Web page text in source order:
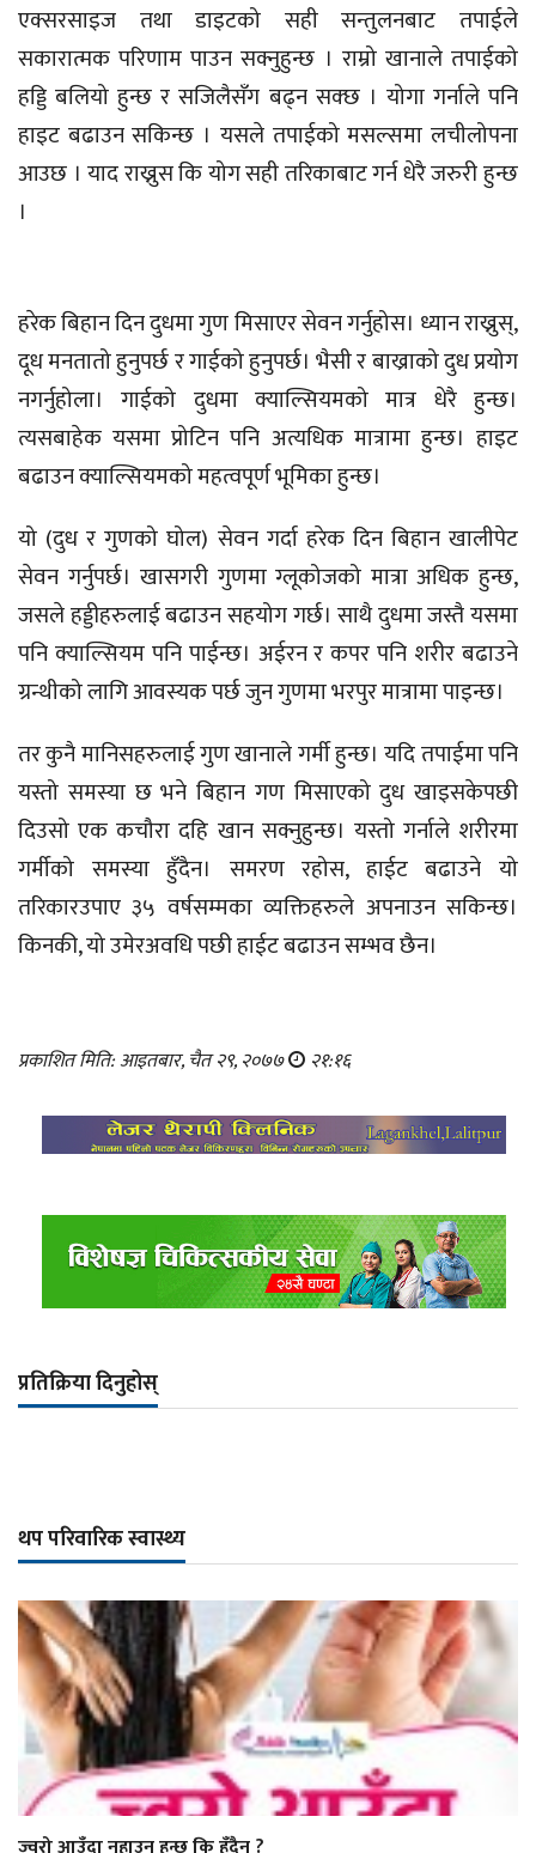
एक्सरसाइज तथा डाइटको सही सन्तुलनबाट तपाईले
सकारात्मक परिणाम पाउन सक्नुहुन्छ । राम्रो खानाले तपाईको
हड्डि बलियो हुन्छ र सजिलैसँग बढ्न सक्छ । योगा गर्नाले पनि
हाइट बढाउन सकिन्छ । यसले तपाईको मसल्समा लचीलोपना
आउछ । याद राख्नुस कि योग सही तरिकाबाट गर्न धेरै जरुरी हुन्छ
।
हरेक बिहान दिन दुधमा गुण मिसाएर सेवन गर्नुहोस। ध्यान राख्नुस्,
दूध मनतातो हुनुपर्छ र गाईको हुनुपर्छ। भैसी र बाख्राको दुध प्रयोग
नगर्नुहोला। गाईको दुधमा क्याल्सियमको मात्र धेरै हुन्छ।
त्यसबाहेक यसमा प्रोटिन पनि अत्यधिक मात्रामा हुन्छ। हाइट
बढाउन क्याल्सियमको महत्वपूर्ण भूमिका हुन्छ।
यो (दुध र गुणको घोल) सेवन गर्दा हरेक दिन बिहान खालीपेट
सेवन गर्नुपर्छ। खासगरी गुणमा ग्लूकोजको मात्रा अधिक हुन्छ,
जसले हड्डीहरुलाई बढाउन सहयोग गर्छ। साथै दुधमा जस्तै यसमा
पनि क्याल्सियम पनि पाईन्छ। अईरन र कपर पनि शरीर बढाउने
ग्रन्थीको लागि आवस्यक पर्छ जुन गुणमा भरपुर मात्रामा पाइन्छ।
तर कुनै मानिसहरुलाई गुण खानाले गर्मी हुन्छ। यदि तपाईमा पनि
यस्तो समस्या छ भने बिहान गण मिसाएको दुध खाइसकेपछी
दिउसो एक कचौरा दहि खान सक्नुहुन्छ। यस्तो गर्नाले शरीरमा
गर्मीको समस्या हुँदैन। समरण रहोस, हाईट बढाउने यो
तरिकारउपाए ३५ वर्षसम्मका व्यक्तिहरुले अपनाउन सकिन्छ।
किनकी, यो उमेरअवधि पछी हाईट बढाउन सम्भव छैन।
प्रकाशित मिति: आइतबार, चैत २९, २०७७ २१:१६
प्रतिक्रिया दिनुहोस्
थप परिवारिक स्वास्थ्य